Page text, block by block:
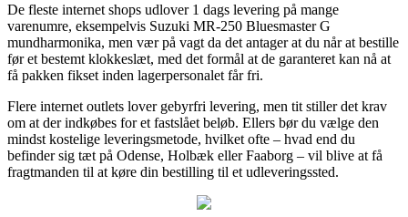
De fleste internet shops udlover 1 dags levering på mange
varenumre, eksempelvis Suzuki MR-250 Bluesmaster G
mundharmonika, men vær på vagt da det antager at du når at bestille
før et bestemt klokkeslæt, med det formål at de garanteret kan nå at
få pakken fikset inden lagerpersonalet får fri.
Flere internet outlets lover gebyrfri levering, men tit stiller det krav
om at der indkøbes for et fastslået beløb. Ellers bør du vælge den
mindst kostelige leveringsmetode, hvilket ofte – hvad end du
befinder sig tæt på Odense, Holbæk eller Faaborg – vil blive at få
fragtmanden til at køre din bestilling til et udleveringssted.